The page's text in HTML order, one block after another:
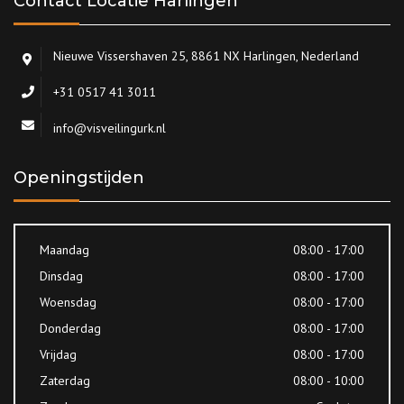
Nieuwe Vissershaven 25, 8861 NX Harlingen, Nederland
+31 0517 41 3011
info@visveilingurk.nl
Openingstijden
Maandag
08:00 - 17:00
Dinsdag
08:00 - 17:00
Woensdag
08:00 - 17:00
Donderdag
08:00 - 17:00
Vrijdag
08:00 - 17:00
Zaterdag
08:00 - 10:00